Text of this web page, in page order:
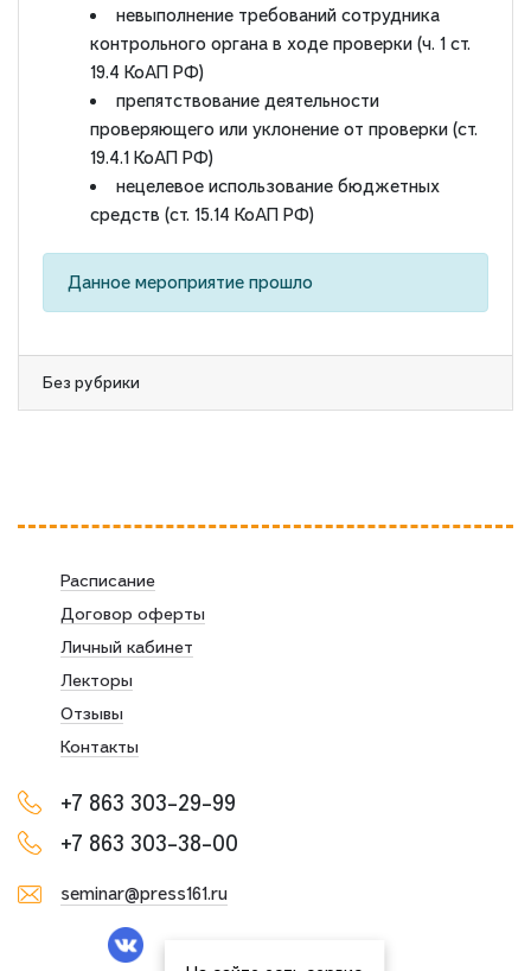
невыполнение требований сотрудника
контрольного органа в ходе проверки (ч. 1 ст.
19.4 КоАП РФ)
препятствование деятельности
проверяющего или уклонение от проверки (ст.
19.4.1 КоАП РФ)
нецелевое использование бюджетных
средств (ст. 15.14 КоАП РФ)
Данное мероприятие прошло
Без рубрики
Расписание
Договор оферты
Личный кабинет
Лекторы
Отзывы
Контакты
+7 863 303-29-99
+7 863 303-38-00
seminar@press161.ru